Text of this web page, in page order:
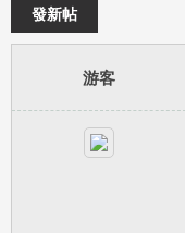
發新帖
游客